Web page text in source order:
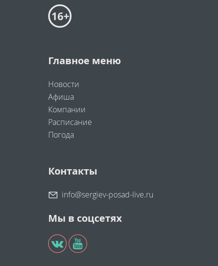
Главное меню
Новости
Афиша
Компании
Расписание
Погода
Контакты
info@sergiev-posad-live.ru
Мы в соцсетях